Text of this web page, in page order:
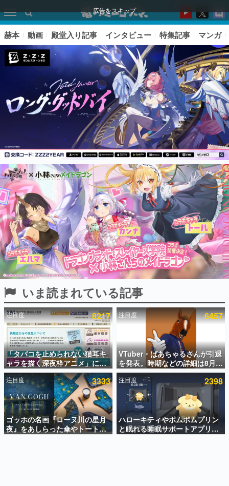
広告をスキップ
ピックアップ
電ファミのいま読まれている記事ランキング
アプリセール情報
インタビュー
連載・特集一覧
殿堂入り記事
SNS拡散数が数千以上！ ページビュー数万以上！ などな
ど。多くの人々に読まれた、電ファミ渾身の“殿堂入り”記
事をまとめました。
ゲームの企画書
名作ゲームクリエイターの方々に製作時のエピソードをお
聞きし、ヒットする企画（ゲーム）とは何か？を探ってい
きます。
赫本
この物語を解いてはいけない。『赫本』は、〈試験問題〉
の形をした短編ホラー小説集です。
新世代に訊く
これからのデジタルゲーム市場を担う若きクリエイター達
の姿を追い、彼らのルーツと情熱を探っていきます。
赫本 動画 殿堂入り記事 インタビュー 特集記事 マンガ
いま読まれている記事
注目度 8217
「タバコを止められない猫耳キ
ャラを描く深夜枠アニメ」に視
聴者の一部から批判意見。違法
薬物の使用と思しき描写も含め
て、BPOが議論を交わす
注目度 6457
VTuber・ばあちゃるさんが引退
を発表。時期などの詳細は8月9
日15時からの配信で説明
注目度 3333
ゴッホの名画『ローヌ川の星月
夜』をあしらった傘やトートバ
ッグなどが登場。8月7日21時よ
注目度 2398
ハローキティやポムポムプリン
と眠れる睡眠サポートアプリ
『ゆめたび』が配信中。キャラ